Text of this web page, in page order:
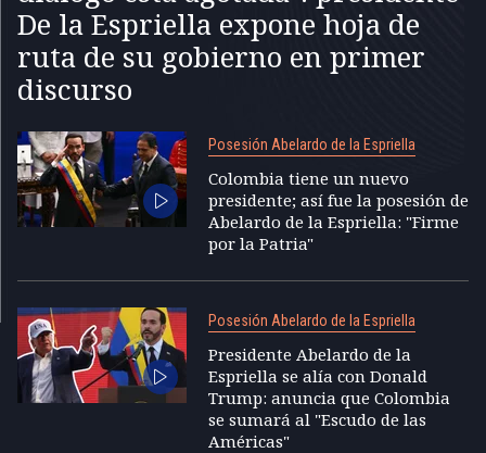
De la Espriella expone hoja de
ruta de su gobierno en primer
discurso
Posesión Abelardo de la Espriella
Colombia tiene un nuevo
presidente; así fue la posesión de
Abelardo de la Espriella: "Firme
por la Patria"
Posesión Abelardo de la Espriella
Presidente Abelardo de la
Espriella se alía con Donald
Trump: anuncia que Colombia
se sumará al "Escudo de las
Américas"